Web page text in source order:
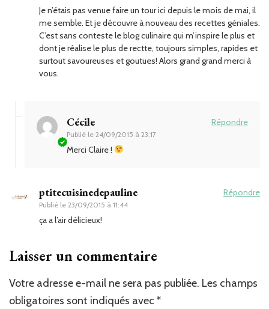
Je n’étais pas venue faire un tour ici depuis le mois de mai, il
me semble. Et je découvre à nouveau des recettes géniales.
C’est sans conteste le blog culinaire qui m’inspire le plus et
dont je réalise le plus de rectte, toujours simples, rapides et
surtout savoureuses et goutues! Alors grand grand merci à
vous.
Cécile
Publié le 24/09/2015 à 23:17
Répondre
Merci Claire !
ptitecuisinedepauline
Publié le 23/09/2015 à 11:44
Répondre
ça a l’air délicieux!
Laisser un commentaire
Votre adresse e-mail ne sera pas publiée. Les champs
obligatoires sont indiqués avec *